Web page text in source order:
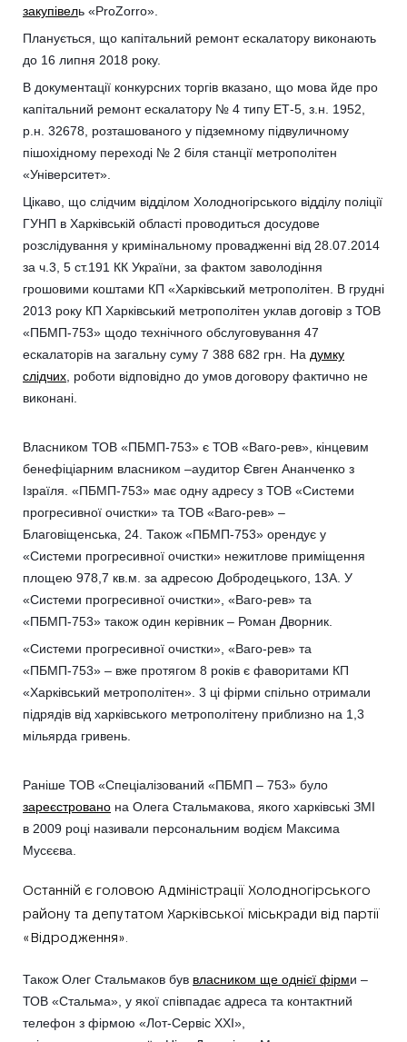
закупівель «ProZorro».
Планується, що капітальний ремонт ескалатору виконають
до 16 липня 2018 року.
В документації конкурсних торгів вказано, що мова йде про
капітальний ремонт ескалатору № 4 типу ЕТ-5, з.н. 1952,
р.н. 32678, розташованого у підземному підвуличному
пішохідному переході № 2 біля станції метрополітен
«Університет».
Цікаво, що слідчим відділом Холодногірського відділу поліції
ГУНП в Харківській області проводиться досудове
розслідування у кримінальному провадженні від 28.07.2014
за ч.3, 5 ст.191 КК України, за фактом заволодіння
грошовими коштами КП «Харківський метрополітен. В грудні
2013 року КП Харківський метрополітен уклав договір з ТОВ
«ПБМП-753» щодо технічного обслуговування 47
ескалаторів на загальну суму 7 388 682 грн. На думку
слідчих , роботи відповідно до умов договору фактично не
виконані.
Власником ТОВ «ПБМП-753» є ТОВ «Ваго-рев», кінцевим
бенефіціарним власником –аудитор Євген Ананченко з
Ізраїля. «ПБМП-753» має одну адресу з ТОВ «Системи
прогресивної очистки» та ТОВ «Ваго-рев» –
Благовіщенська, 24. Також «ПБМП-753» орендує у
«Системи прогресивної очистки» нежитлове приміщення
площею 978,7 кв.м. за адресою Добродецького, 13А. У
«Системи прогресивної очистки», «Ваго-рев» та
«ПБМП-753» також один керівник – Роман Дворник.
«Системи прогресивної очистки», «Ваго-рев» та
«ПБМП-753» – вже протягом 8 років є фаворитами КП
«Харківський метрополітен». 3 ці фірми спільно отримали
підрядів від харківського метрополітену приблизно на 1,3
мільярда гривень.
Раніше ТОВ «Спеціалізований «ПБМП – 753» було
зареєстровано на Олега Стальмакова, якого харківські ЗМІ
в 2009 році називали персональним водієм Максима
Мусєєва.
Останній є головою Адміністрації Холодногірського
району та депутатом Харківської міськради від партії
«Відродження».
Також Олег Стальмаков був власником ще однієї фірми –
ТОВ «Стальма», у якої співпадає адреса та контактний
телефон з фірмою «Лот-Сервіс ХХІ»,